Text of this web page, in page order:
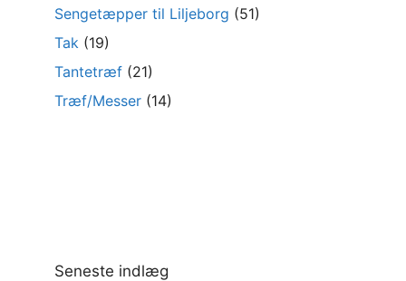
Sengetæpper til Liljeborg (51)
Tak (19)
Tantetræf (21)
Træf/Messer (14)
Seneste indlæg